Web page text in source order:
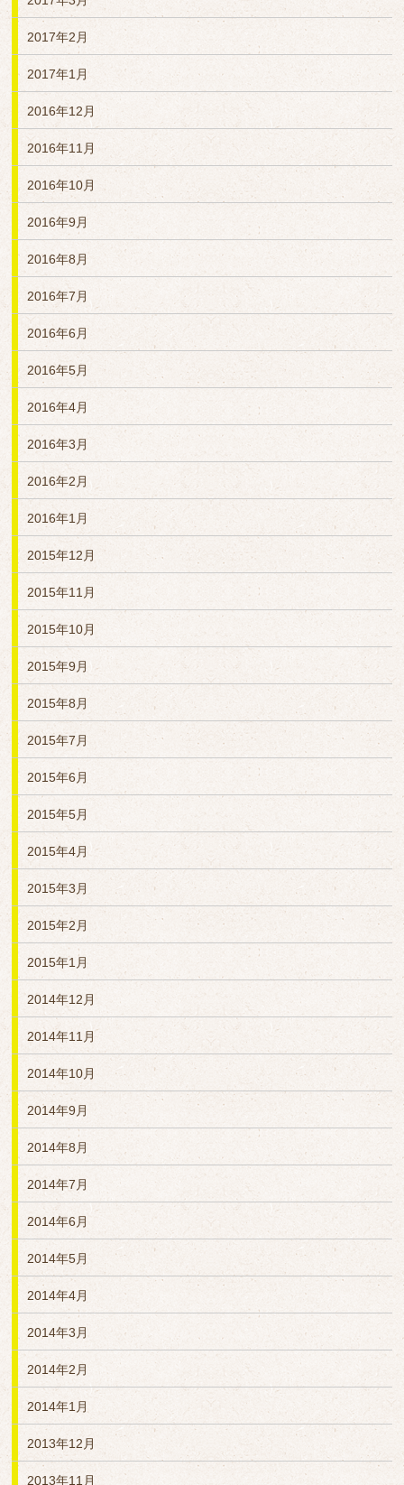
2017年2月
2017年1月
2016年12月
2016年11月
2016年10月
2016年9月
2016年8月
2016年7月
2016年6月
2016年5月
2016年4月
2016年3月
2016年2月
2016年1月
2015年12月
2015年11月
2015年10月
2015年9月
2015年8月
2015年7月
2015年6月
2015年5月
2015年4月
2015年3月
2015年2月
2015年1月
2014年12月
2014年11月
2014年10月
2014年9月
2014年8月
2014年7月
2014年6月
2014年5月
2014年4月
2014年3月
2014年2月
2014年1月
2013年12月
2013年11月